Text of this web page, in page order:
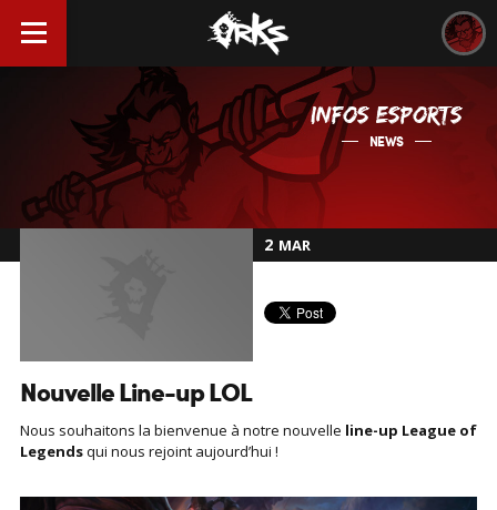
INFOS ESPORTS
NEWS
2 MAR
Nouvelle Line-up LOL
Nous souhaitons la bienvenue à notre nouvelle line-up League of
Legendsqui nous rejoint aujourd’hui !